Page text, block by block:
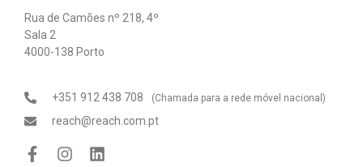
+351 912 438 708 (Chamada para a rede móvel nacional)
reach@reach.com.pt
Rua de Camões nº 218, 4º
Sala 2
4000-138 Porto